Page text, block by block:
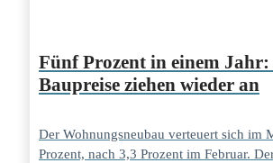
Fünf Prozent in einem Jahr:
Baupreise ziehen wieder an
Der Wohnungsneubau verteuert sich im
Prozent, nach 3,3 Prozent im Februar.